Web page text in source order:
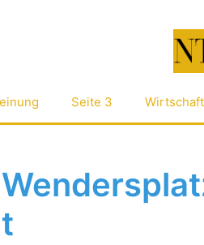
Seite 3 Wirtschaft